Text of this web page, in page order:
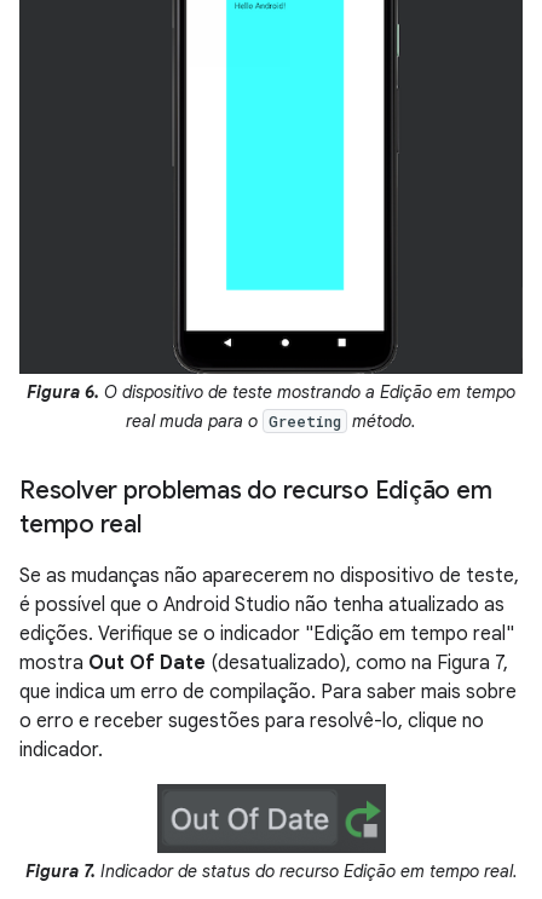
Figura 6. O dispositivo de teste mostrando a Edição em tempo
real muda para o Greeting método.
Resolver problemas do recurso Edição em
tempo real
Se as mudanças não aparecerem no dispositivo de teste,
é possível que o Android Studio não tenha atualizado as
edições. Verifique se o indicador "Edição em tempo real"
mostra Out Of Date (desatualizado), como na Figura 7,
que indica um erro de compilação. Para saber mais sobre
o erro e receber sugestões para resolvê-lo, clique no
indicador.
Figura 7. Indicador de status do recurso Edição em tempo real.